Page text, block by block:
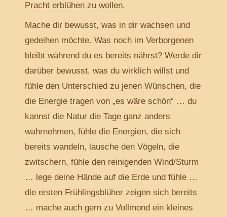
Pracht erblühen zu wollen.
Mache dir bewusst, was in dir wachsen und
gedeihen möchte. Was noch im Verborgenen
bleibt während du es bereits nährst? Werde dir
darüber bewusst, was du wirklich willst und
fühle den Unterschied zu jenen Wünschen, die
die Energie tragen von „es wäre schön“ … du
kannst die Natur die Tage ganz anders
wahrnehmen, fühle die Energien, die sich
bereits wandeln, lausche den Vögeln, die
zwitschern, fühle den reinigenden Wind/Sturm
… lege deine Hände auf die Erde und fühle …
die ersten Frühlingsblüher zeigen sich bereits
… mache auch gern zu Vollmond ein kleines